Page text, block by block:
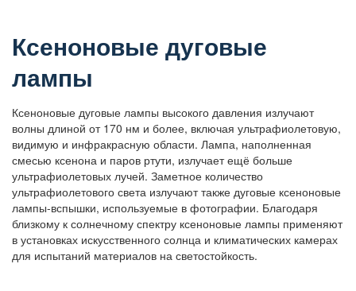
Ксеноновые дуговые
лампы
Ксеноновые дуговые лампы высокого давления излучают
волны длиной от 170 нм и более, включая ультрафиолетовую,
видимую и инфракрасную области. Лампа, наполненная
смесью ксенона и паров ртути, излучает ещё больше
ультрафиолетовых лучей. Заметное количество
ультрафиолетового света излучают также дуговые ксеноновые
лампы-вспышки, используемые в фотографии. Благодаря
близкому к солнечному спектру ксеноновые лампы применяют
в установках искусственного солнца и климатических камерах
для испытаний материалов на светостойкость.